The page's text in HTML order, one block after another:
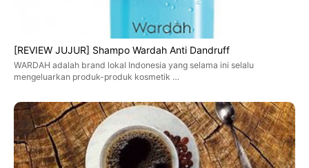
[REVIEW JUJUR] Shampo Wardah Anti Dandruff
WARDAH adalah brand lokal Indonesia yang selama ini selalu
mengeluarkan produk-produk kosmetik …